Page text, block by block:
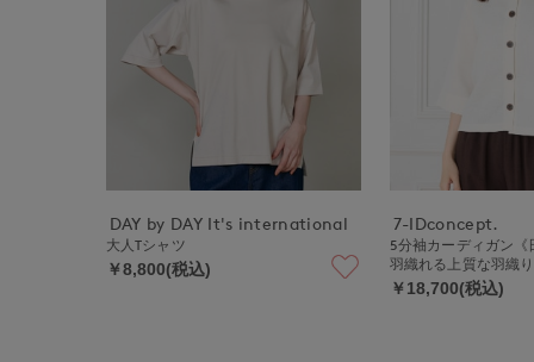
DAY by DAY It's international
大人Tシャツ
￥8,800(税込)
7-IDconcept.
5分袖カーディガン《
羽織れる上質な羽織り
￥18,700(税込)